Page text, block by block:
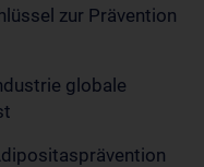
zur Prävention
globale